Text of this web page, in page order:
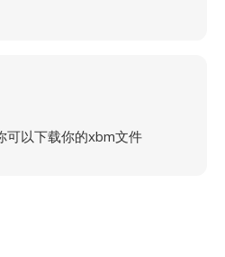
可以下载你的xbm文件